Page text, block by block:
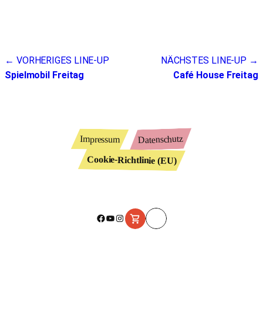
Beitragsnavigation
← VORHERIGES LINE-UP
Spielmobil Freitag
NÄCHSTES LINE-UP →
Café House Freitag
Impressum Datenschutz
Cookie-Richtlinie (EU)
Facebook
YouTube
Instagram